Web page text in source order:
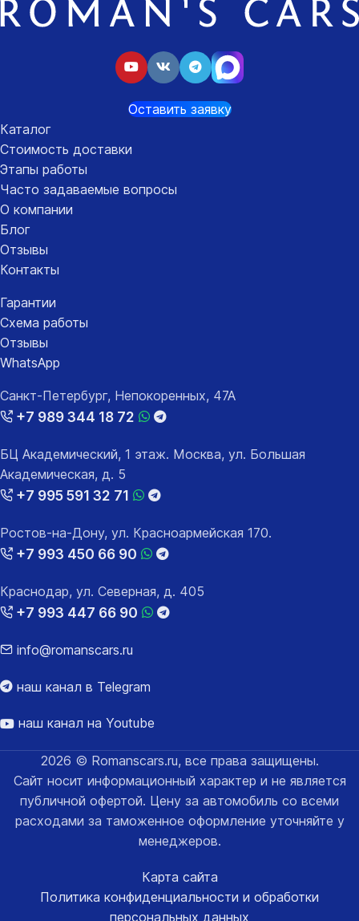
Оставить заявку
Каталог
Стоимость доставки
Этапы работы
Часто задаваемые вопросы
О компании
Блог
Отзывы
Контакты
Гарантии
Схема работы
Отзывы
WhatsApp
Санкт-Петербург, Непокоренных, 47А
+7 989 344 18 72
БЦ Академический, 1 этаж. Москва, ул. Большая
Академическая, д. 5
+7 995 591 32 71
Ростов-на-Дону, ул. Красноармейская 170.
+7 993 450 66 90
Краснодар, ул. Северная, д. 405
+7 993 447 66 90
info@romanscars.ru
наш канал в Telegram
наш канал на Youtube
2026 © Romanscars.ru, все права защищены.
Сайт носит информационный характер и не является
публичной офертой. Цену за автомобиль со всеми
расходами за таможенное оформление уточняйте у
менеджеров.
Карта сайта
Политика конфиденциальности и обработки
персональных данных